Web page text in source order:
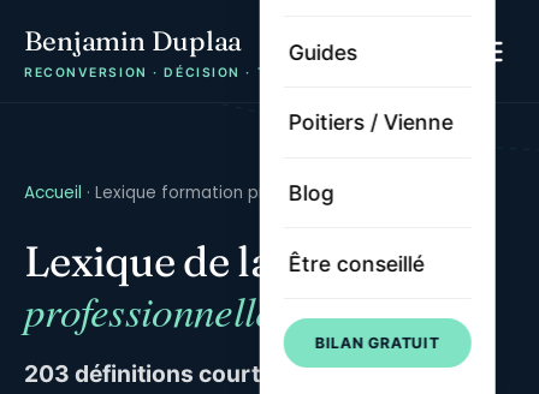
Benjamin Duplaa
RECONVERSION · DÉCISION · TRAJECTOIRE
Guides
Poitiers / Vienne
Blog
Être conseillé
BILAN GRATUIT
Accueil · Lexique formation pro
Lexique de la formation
professionnelle 2026
203 définitions courtes, sourcées et